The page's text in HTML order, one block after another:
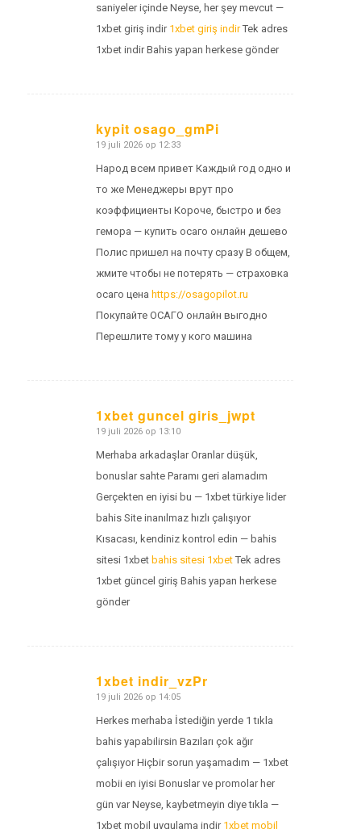
saniyeler içinde Neyse, her şey mevcut —
1xbet giriş indir 1xbet giriş indirTek adres
1xbet indir Bahis yapan herkese gönder
kypit osago_gmPi
zegt:
19 juli 2026 op 12:33
Народ всем привет Каждый год одно и
то же Менеджеры врут про
коэффициенты Короче, быстро и без
гемора — купить осаго онлайн дешево
Полис пришел на почту сразу В общем,
жмите чтобы не потерять — страховка
осаго цена https://osagopilot.ru
Покупайте ОСАГО онлайн выгодно
Перешлите тому у кого машина
1xbet guncel giris_jwpt
zegt:
19 juli 2026 op 13:10
Merhaba arkadaşlar Oranlar düşük,
bonuslar sahte Paramı geri alamadım
Gerçekten en iyisi bu — 1xbet türkiye lider
bahis Site inanılmaz hızlı çalışıyor
Kısacası, kendiniz kontrol edin — bahis
sitesi 1xbet bahis sitesi 1xbetTek adres
1xbet güncel giriş Bahis yapan herkese
gönder
1xbet indir_vzPr
zegt:
19 juli 2026 op 14:05
Herkes merhaba İstediğin yerde 1 tıkla
bahis yapabilirsin Bazıları çok ağır
çalışıyor Hiçbir sorun yaşamadım — 1xbet
mobii en iyisi Bonuslar ve promolar her
gün var Neyse, kaybetmeyin diye tıkla —
1xbet mobil uygulama indir 1xbet mobil